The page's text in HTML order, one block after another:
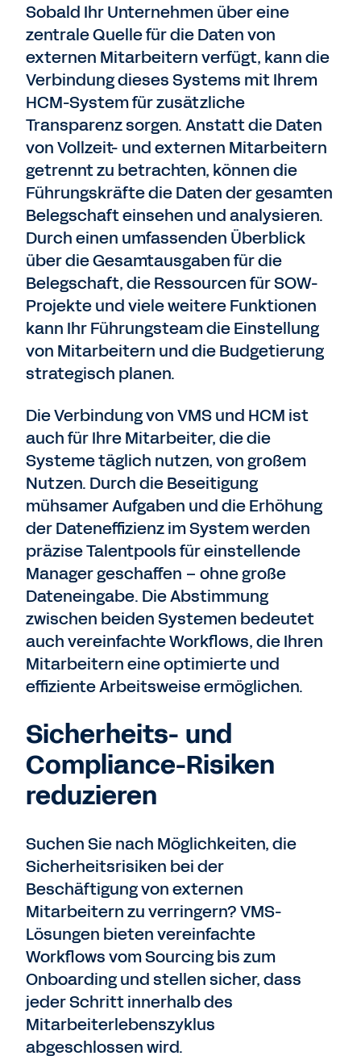
Sobald Ihr Unternehmen über eine
zentrale Quelle für die Daten von
externen Mitarbeitern verfügt, kann die
Verbindung dieses Systems mit Ihrem
HCM-System für zusätzliche
Transparenz sorgen. Anstatt die Daten
von Vollzeit- und externen Mitarbeitern
getrennt zu betrachten, können die
Führungskräfte die Daten der gesamten
Belegschaft einsehen und analysieren.
Durch einen umfassenden Überblick
über die Gesamtausgaben für die
Belegschaft, die Ressourcen für SOW-
Projekte und viele weitere Funktionen
kann Ihr Führungsteam die Einstellung
von Mitarbeitern und die Budgetierung
strategisch planen.
Die Verbindung von VMS und HCM ist
auch für Ihre Mitarbeiter, die die
Systeme täglich nutzen, von großem
Nutzen. Durch die Beseitigung
mühsamer Aufgaben und die Erhöhung
der Dateneffizienz im System werden
präzise Talentpools für einstellende
Manager geschaffen – ohne große
Dateneingabe. Die Abstimmung
zwischen beiden Systemen bedeutet
auch vereinfachte Workflows, die Ihren
Mitarbeitern eine optimierte und
effiziente Arbeitsweise ermöglichen.
Sicherheits- und
Compliance-Risiken
reduzieren
Suchen Sie nach Möglichkeiten, die
Sicherheitsrisiken bei der
Beschäftigung von externen
Mitarbeitern zu verringern? VMS-
Lösungen bieten vereinfachte
Workflows vom Sourcing bis zum
Onboarding und stellen sicher, dass
jeder Schritt innerhalb des
Mitarbeiterlebenszyklus
abgeschlossen wird.